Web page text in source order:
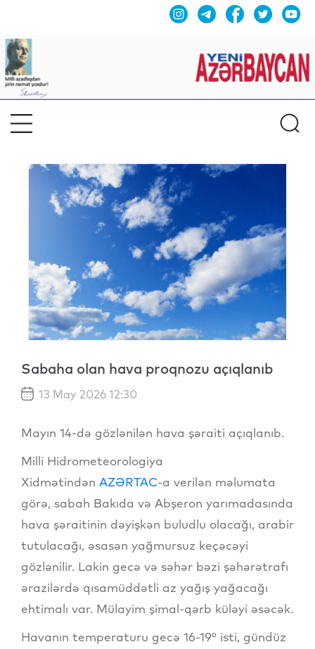
Sabaha olan hava proqnozu açıqlanıb
13 May 2026 12:30
Mayın 14-də gözlənilən hava şəraiti açıqlanıb.
Milli Hidrometeorologiya
Xidmətindən AZƏRTAC-a verilən məlumata
görə, sabah Bakıda və Abşeron yarımadasında
hava şəraitinin dəyişkən buludlu olacağı, arabir
tutulacağı, əsasən yağmursuz keçəcəyi
gözlənilir. Lakin gecə və səhər bəzi şəhərətrafı
ərazilərdə qısamüddətli az yağış yağacağı
ehtimalı var. Mülayim şimal-qərb küləyi əsəcək.
Havanın temperaturu gecə 16-19° isti, gündüz